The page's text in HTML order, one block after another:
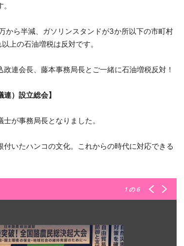
から半減、ガソリンスタンドが3か所以下の市町村
上の石油増税は反対です。
連会長、藤本事務局長とご一緒に石油増税反対！
）設立総会】
が事務局長となりました。
いたハンコの文化。これからの時代に対応できる
1 の 6